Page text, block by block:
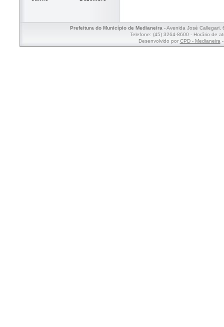
Prefeitura do Município de Medianeira- Avenida José Callegari,
Telefone: (45) 3264-8600 - Horário de
Desenvolvido por CPD - Medianeira-